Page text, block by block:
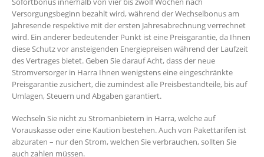
Versorgungsbeginn bezahlt wird, während der Wechselbonus am
Jahresende respektive mit der ersten Jahresabrechnung verrechnet
wird. Ein anderer bedeutender Punkt ist eine Preisgarantie, da Ihnen
diese Schutz vor ansteigenden Energiepreisen während der Laufzeit
des Vertrages bietet. Geben Sie darauf Acht, dass der neue
Stromversorger in Harra Ihnen wenigstens eine eingeschränkte
Preisgarantie zusichert, die zumindest alle Preisbestandteile, bis auf
Umlagen, Steuern und Abgaben garantiert.
Wechseln Sie nicht zu Stromanbietern in Harra, welche auf
Vorauskasse oder eine Kaution bestehen. Auch von Pakettarifen ist
abzuraten – nur den Strom, welchen Sie verbrauchen, sollten Sie
auch zahlen müssen.